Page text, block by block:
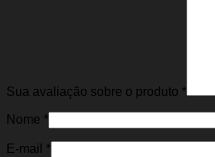
Sua avaliação sobre o produto *
Nome *
E-mail *